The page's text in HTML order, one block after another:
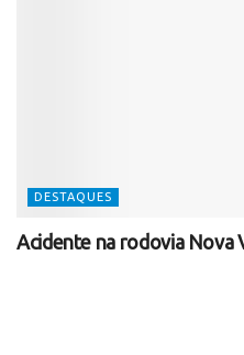
DESTAQUES
Acidente na rodovia Nova